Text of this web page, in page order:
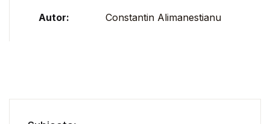
Autor: Constantin Alimanestianu